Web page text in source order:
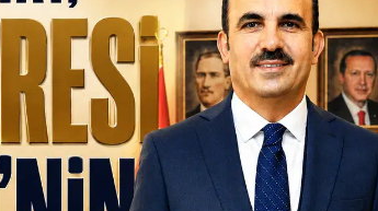
Burdur
Bursa
Çanakkale
Çankırı
Çorum